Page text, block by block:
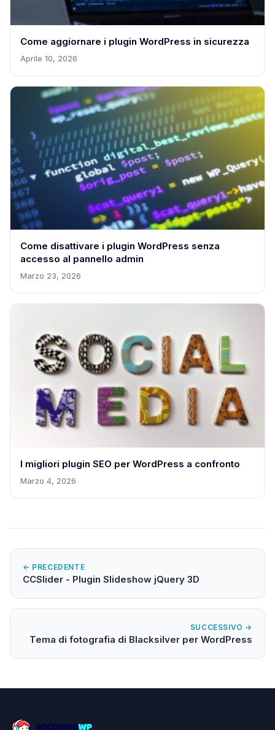
Come aggiornare i plugin WordPress in sicurezza
Aprile 10, 2026
Come disattivare i plugin WordPress senza
accesso al pannello admin
Marzo 23, 2026
I migliori plugin SEO per WordPress a confronto
Marzo 4, 2026
← PRECEDENTE
CCSlider - Plugin Slideshow jQuery 3D
SUCCESSIVO →
Tema di fotografia di Blacksilver per WordPress